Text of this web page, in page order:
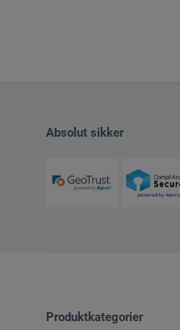
Absolut sikker
Produktkategorier